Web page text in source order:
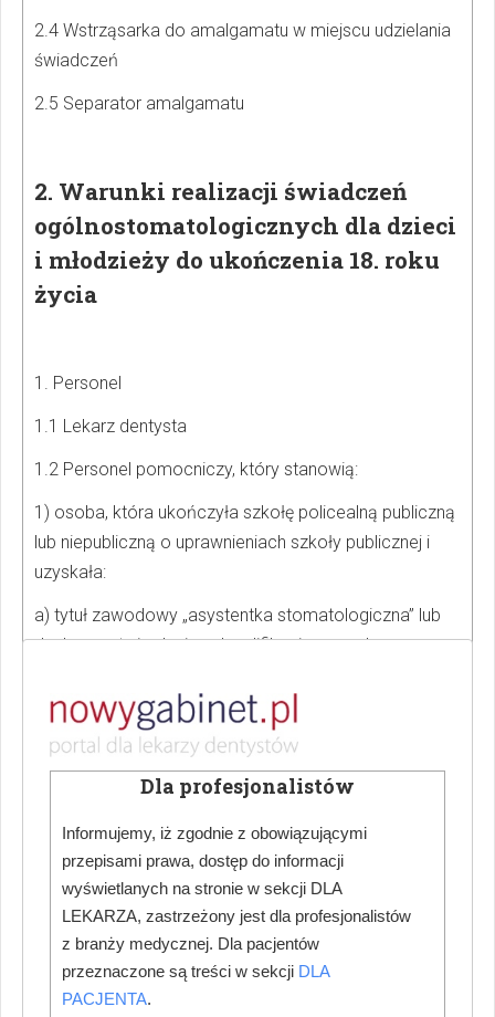
2.4 Wstrząsarka do amalgamatu w miejscu udzielania
świadczeń
2.5 Separator amalgamatu
2. Warunki realizacji świadczeń
ogólnostomatologicznych dla dzieci
i młodzieży do ukończenia 18. roku
życia
1. Personel
1.1 Lekarz dentysta
1.2 Personel pomocniczy, który stanowią:
1) osoba, która ukończyła szkołę policealną publiczną
lub niepubliczną o uprawnieniach szkoły publicznej i
uzyskała:
a) tytuł zawodowy „asystentka stomatologiczna” lub
dyplom potwierdzający kwalifikacje zawodowe w
b) tytuł zawodowy „higienistka stomatologiczna” lub
dyplom potwierdzający kwalifikacje zawodowe w
zawodzie „higienistka stomatologiczna”, lub
2) osoba, która ukończyła studia wyższe i uzyskała:
tytuł zawodowy „higienistka stomatologiczna” lub
dyplom potwierdzający kwalifikacje zawodowe w
zawodzie „higienistka stomatologiczna”
2. Sprzęt i wyposażenie Takie same wymogi jak w
warunkach realizacji świadczeń
Dla profesjonalistów
Informujemy, iż zgodnie z obowiązującymi
przepisami prawa, dostęp do informacji
wyświetlanych na stronie w sekcji DLA
LEKARZA, zastrzeżony jest dla profesjonalistów
z branży medycznej. Dla pacjentów
przeznaczone są treści w sekcji DLA
PACJENTA.